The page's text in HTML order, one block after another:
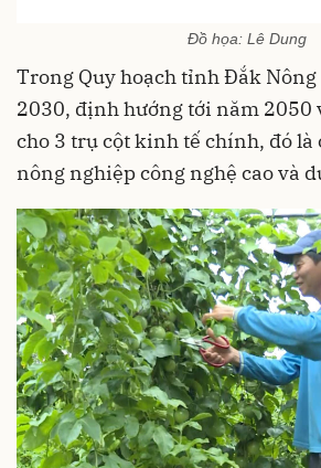
Đồ họa: Lê Dung
Trong Quy hoạch tỉnh Đắk
2030, định hướng tới năm 2050
cho 3 trụ cột kinh tế chính, đó là
nông nghiệp công nghệ cao và